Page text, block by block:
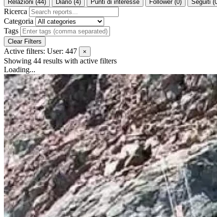
Relazioni (44) Diario (4) Punti di interesse Follower (0) Seguiti
Ricerca
Categoria
Tags
Clear Filters
Active filters: User: 447 ×
Showing 44 results with active filters
Loading...